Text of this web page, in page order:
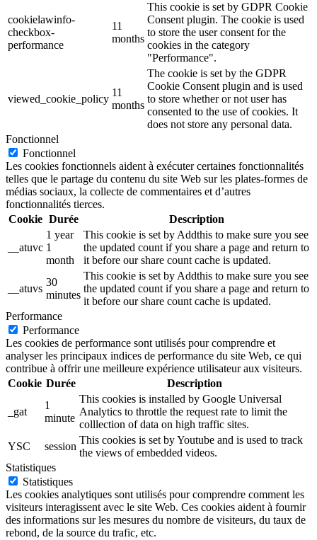
cookielawinfo-
checkbox-
performance
11
months
This cookie is set by GDPR Cookie
Consent plugin. The cookie is used
to store the user consent for the
cookies in the category
"Performance".
viewed_cookie_policy
11
months
The cookie is set by the GDPR
Cookie Consent plugin and is used
to store whether or not user has
consented to the use of cookies. It
does not store any personal data.
Fonctionnel
Fonctionnel
Les cookies fonctionnels aident à exécuter certaines fonctionnalités
telles que le partage du contenu du site Web sur les plates-formes de
médias sociaux, la collecte de commentaires et d’autres
fonctionnalités tierces.
Cookie Durée Description
__atuvc
1 year
1
month
This cookie is set by Addthis to make sure you see
the updated count if you share a page and return to
it before our share count cache is updated.
__atuvs
30
minutes
This cookie is set by Addthis to make sure you see
the updated count if you share a page and return to
it before our share count cache is updated.
Performance
Performance
Les cookies de performance sont utilisés pour comprendre et
analyser les principaux indices de performance du site Web, ce qui
contribue à offrir une meilleure expérience utilisateur aux visiteurs.
Cookie Durée Description
_gat
1
minute
This cookies is installed by Google Universal
Analytics to throttle the request rate to limit the
colllection of data on high traffic sites.
YSC
session
This cookies is set by Youtube and is used to track
the views of embedded videos.
Statistiques
Statistiques
Les cookies analytiques sont utilisés pour comprendre comment les
visiteurs interagissent avec le site Web. Ces cookies aident à fournir
des informations sur les mesures du nombre de visiteurs, du taux de
rebond, de la source du trafic, etc.